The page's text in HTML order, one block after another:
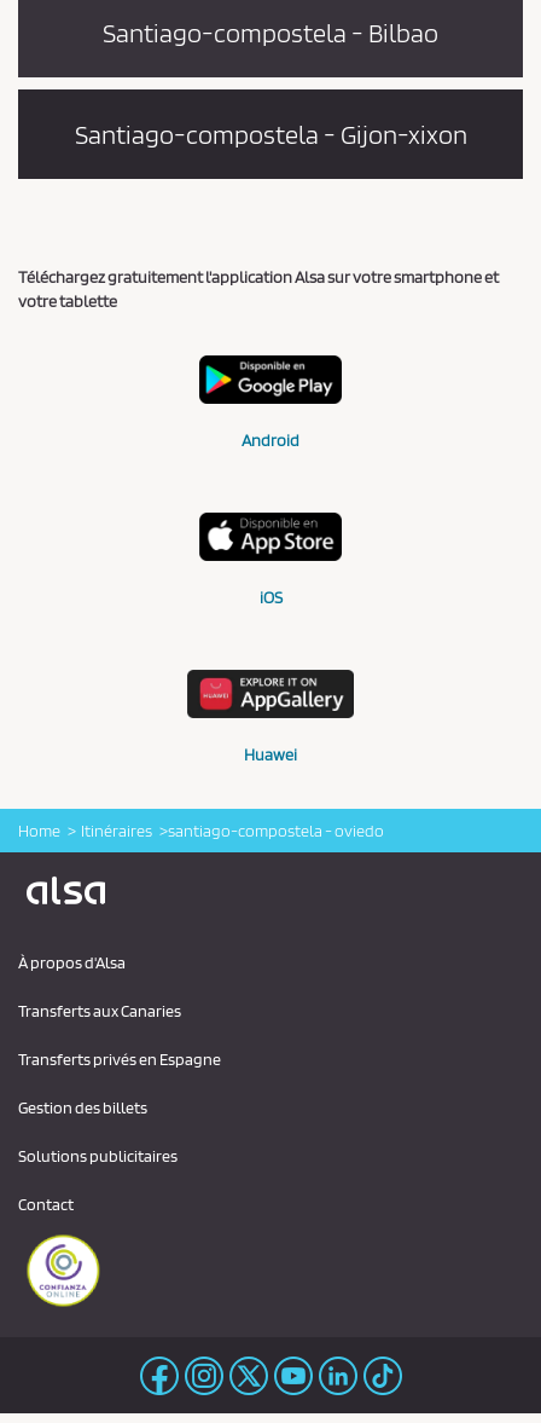
Santiago-compostela - Bilbao
Santiago-compostela - Gijon-xixon
Téléchargez gratuitement l'application Alsa sur votre smartphone et
votre tablette
Android
iOS
Huawei
Home Itinéraires santiago-compostela - oviedo
À propos d'Alsa
Transferts aux Canaries
Transferts privés en Espagne
Gestion des billets
Solutions publicitaires
Contact
Logo Alsa